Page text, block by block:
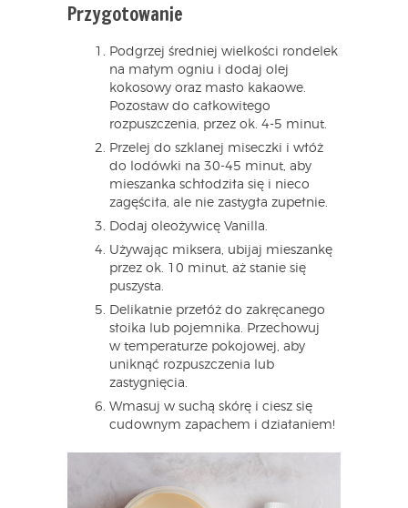
Przygotowanie
Podgrzej średniej wielkości rondelek
na małym ogniu i dodaj olej
kokosowy oraz masło kakaowe.
Pozostaw do całkowitego
rozpuszczenia, przez ok. 4-5 minut.
Przelej do szklanej miseczki i włóż
do lodówki na 30-45 minut, aby
mieszanka schłodziła się i nieco
zagęściła, ale nie zastygła zupełnie.
Dodaj oleożywicę Vanilla.
Używając miksera, ubijaj mieszankę
przez ok. 10 minut, aż stanie się
puszysta.
Delikatnie przełóż do zakręcanego
słoika lub pojemnika. Przechowuj
w temperaturze pokojowej, aby
uniknąć rozpuszczenia lub
zastygnięcia.
Wmasuj w suchą skórę i ciesz się
cudownym zapachem i działaniem!